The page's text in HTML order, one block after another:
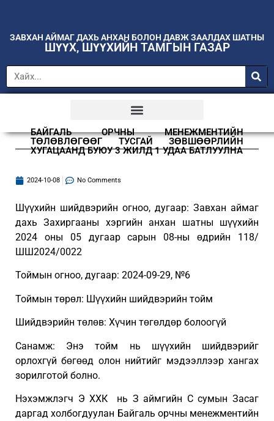
ЗАВХАН АЙМАГ ДАХЬ АНХАН БОЛОН ДАВЖ ЗААЛДАХ ШАТНЫ
ШҮҮХ, ШҮҮХИЙН ТАМГЫН ГАЗАР
БАЙГАЛЬ ОРЧНЫ МЕНЕЖМЕНТИЙН
ТӨЛӨВЛӨГӨӨГ ТУСГАЙ ЗӨВШӨӨРЛИЙН
ХУГАЦААНД БУЮУ 3 ЖИЛД 1 УДАА БАТЛУУЛНА
2024-10-08 No Comments
Шүүхийн шийдвэрийн огноо, дугаар: Завхан аймаг
дахь Захиргааны хэргийн анхан шатны шүүхийн
2024 оны 05 дугаар сарын 08-ны өдрийн 118/
ШШ2024/0022
Тоймын огноо, дугаар: 2024-09-29, №6
Тоймын төрөл: Шүүхийн шийдвэрийн тойм
Шийдвэрийн төлөв: Хүчин төгөлдөр болоогүй
Санамж: Энэ тойм нь шүүхийн шийдвэрийг
орлохгүй бөгөөд олон нийтийг мэдээллээр хангах
зорилготой болно.
Нэхэмжлэгч Э ХХК нь З аймгийн С сумын Засаг
даргад холбогдуулан Байгаль орчны менежментийн